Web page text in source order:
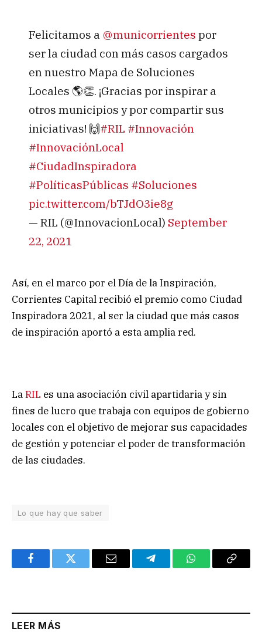
Felicitamos a @municorrientes por
ser la ciudad con más casos cargados
en nuestro Mapa de Soluciones
Locales 🌎👏. ¡Gracias por inspirar a
otros municipios y por compartir sus
iniciativas! 🙌#RIL #Innovación
#InnovaciónLocal
#CiudadInspiradora
#PolíticasPúblicas #Soluciones
pic.twitter.com/bTJdO3ie8g
— RIL (@InnovacionLocal) September
22, 2021
Así, en el marco por el Día de la Inspiración,
Corrientes Capital recibió el premio como Ciudad
Inspiradora 2021, al ser la ciudad que más casos
de inspiración aportó a esta amplia red.
LaRIL es una asociación civil apartidaria y sin
fines de lucro que trabaja con equipos de gobierno
locales con el objetivo de mejorar sus capacidades
de gestión y potenciar el poder de transformación
de las ciudades.
Lo que hay que saber
FacebookTwitter Email TelegramWhatsAppCopy
LEER MÁS